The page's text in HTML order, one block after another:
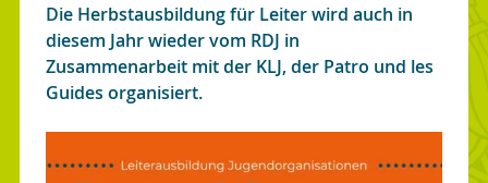
Die Herbstausbildung für Leiter wird auch in
diesem Jahr wieder vom RDJ in
Zusammenarbeit mit der KLJ, der Patro und les
Guides organisiert.